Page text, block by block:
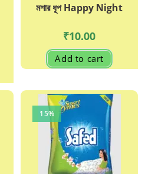
মশার ধূপ Happy Night
₹10.00
Add to cart
15%